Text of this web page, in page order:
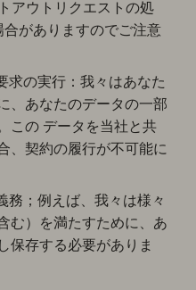
アウトリクエストの処
がありますのでご注意
求の実行：我々はあなた
、あなたのデータの一部
この データを当社と共
、契約の履行が不可能に
務；例えば、我々は様々
む）を満たすために、あ
保存する必要がありま